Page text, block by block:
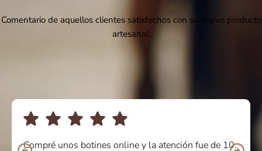
Comentario de aquellos clientes satisfechos con su nuevo producto
artesanal.
Compré unos botines online y la atención fue de 10.